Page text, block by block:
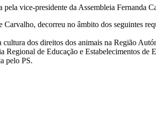
vice-presidente da Assembleia Fernanda
decorreu no âmbito dos seguintes
dos direitos dos animais na Região
Regional de Educação e Estabelecimentos
pelo PS.